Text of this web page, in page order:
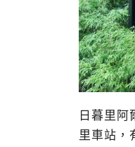
日暮里
里車站，